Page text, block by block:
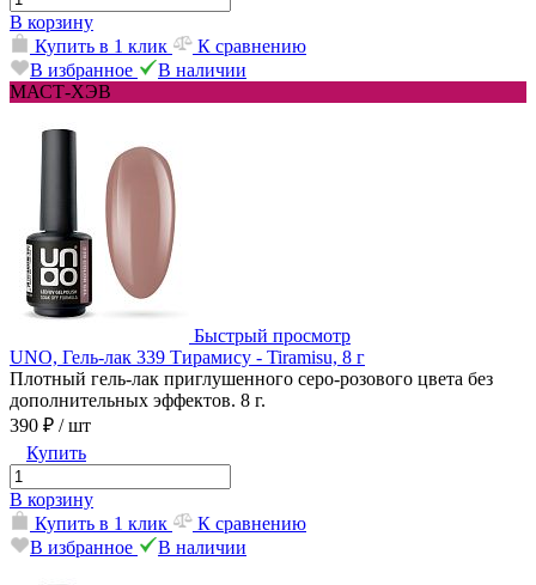
В корзину
Купить в 1 клик
К сравнению
В избранное
В наличии
МАСТ-ХЭВ
Быстрый просмотр
UNO, Гель-лак 339 Тирамису - Tiramisu, 8 г
Плотный гель-лак приглушенного серо-розового цвета без
дополнительных эффектов. 8 г.
390 ₽ / шт
Купить
В корзину
Купить в 1 клик
К сравнению
В избранное
В наличии